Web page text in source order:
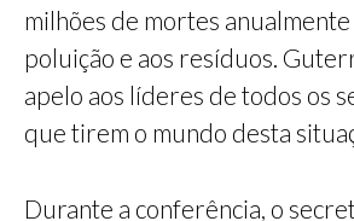
milhões de mortes
poluição e aos resíduos.
apelo aos líderes de todos os
que tirem o mundo desta
Durante a conferência, o